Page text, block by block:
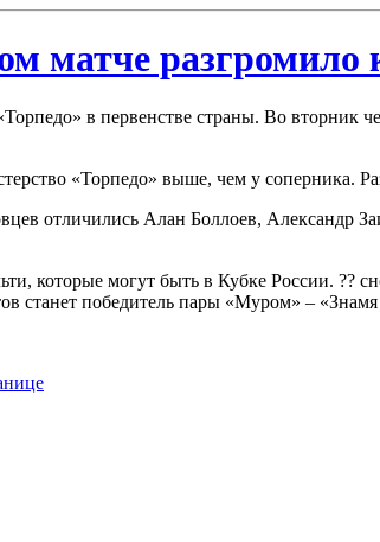
матче
в первенстве страны. Во
«Торпедо» выше, чем у соперника.
отличились Алан Боллоев, Александр
которые могут быть в Кубке России. ??
станет победитель пары «Муром» –